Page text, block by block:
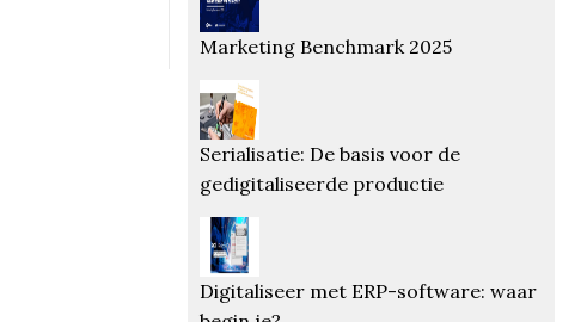
Marketing Benchmark 2025
Serialisatie: De basis voor de
gedigitaliseerde productie
Digitaliseer met ERP-software: waar